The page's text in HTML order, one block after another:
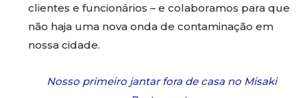
clientes e funcionários – e colaboramos para que
não haja uma nova onda de contaminação em
nossa cidade.
Nosso primeiro jantar fora de casa no Misaki